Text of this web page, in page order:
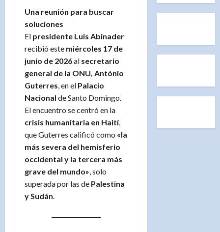
Una reunión para buscar
soluciones
El presidente Luis Abinader
recibió este miércoles 17 de
junio de 2026al secretario
general de la ONU, António
Guterres, en el Palacio
Nacional de Santo Domingo.
El encuentro se centró en la
crisis humanitaria en Haití,
que Guterres calificó como «la
más severa del hemisferio
occidental y la tercera más
grave del mundo», solo
superada por las de Palestina
y Sudán.